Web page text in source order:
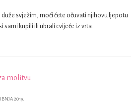
svježim, moći ćete očuvati njihovu ljepotu
sami kupili ili ubrali cvijeće iz vrta.
2019.